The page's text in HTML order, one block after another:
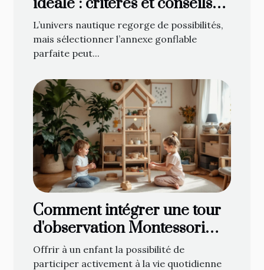
d'achat
L’univers nautique regorge de possibilités,
mais sélectionner l’annexe gonflable
parfaite peut...
Comment intégrer une tour
d'observation Montessori
dans votre foyer
Offrir à un enfant la possibilité de
participer activement à la vie quotidienne